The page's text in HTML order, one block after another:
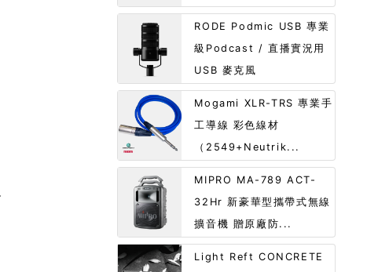
RODE Podmic USB 專業
級Podcast / 直播實況用
USB 麥克風
Mogami XLR-TRS 專業手
工導線 彩色線材
（2549+Neutrik...
MIPRO MA-789 ACT-
32Hr 新豪華型攜帶式無線
擴音機 贈原廠防...
Light Reft CONCRETE